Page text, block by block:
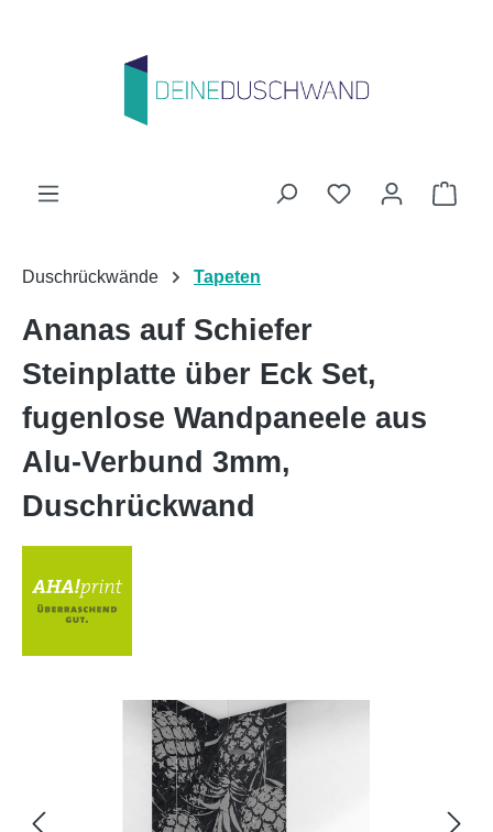
Du hast 0
Duschrückwände Tapeten
Ananas auf Schiefer
Steinplatte über Eck Set,
fugenlose Wandpaneele aus
Alu-Verbund 3mm,
Duschrückwand